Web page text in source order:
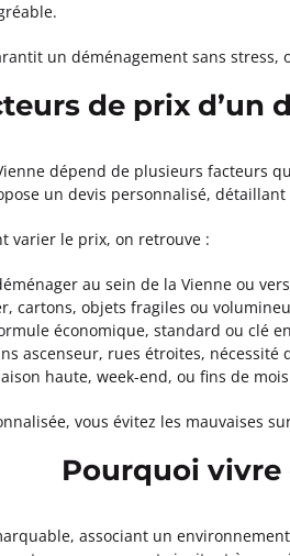
un déménagement sans stress,
de prix d’un
dépend de plusieurs
un devis personnalisé,
varier le prix, on retrouve :
au sein de la Vienne ou
cartons, objets fragiles ou
économique, standard ou clé
ascenseur, rues étroites, nécessité
haute, week-end, ou fins de
vous évitez les mauvaises
Pourquoi
associant un